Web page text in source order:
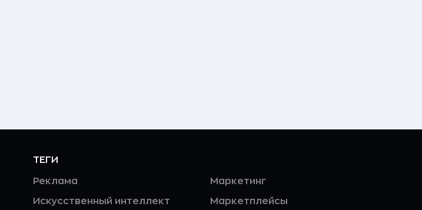
ТЕГИ
Реклама
Искусственный интеллект
Маркетинг
Маркетплейсы